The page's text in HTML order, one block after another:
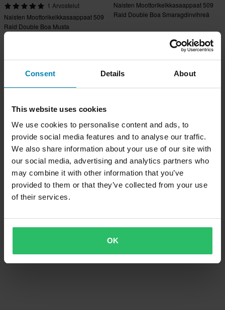
Consent Details About
This website uses cookies
We use cookies to personalise content and ads, to
provide social media features and to analyse our traffic.
We also share information about your use of our site with
our social media, advertising and analytics partners who
may combine it with other information that you’ve
provided to them or that they’ve collected from your use
of their services.
OK
1 Arvostelut
Naisten Moottorikelkkasaappaat 509
Raid Double Boa Musta
Naisten Moottorikelkkasaappaat 509
Raid Double Boa Smaragdinvihreä
Alkaen 260,99 €
2 Arvostelut
Kelkkasaappaat 509 Raid Single
Boa Black Ops
Alkaen305,99 € -15%
1 Arvostelut
Kelkkasaappaat 509 Raid Double